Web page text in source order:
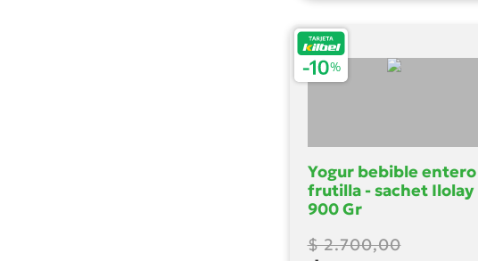
Yogur bebible entero
frutilla - sachet Ilolay
900 Gr
$ 2.700,00